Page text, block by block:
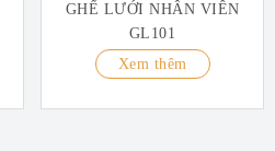
GHẾ LƯỚI NHÂN VIÊN
GL101
Xem thêm